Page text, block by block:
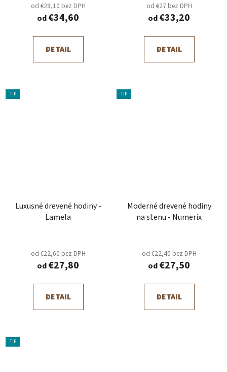
od €28,10 bez DPH
od€34,60
DETAIL
od €27 bez DPH
od€33,20
DETAIL
TIP
Luxusné drevené hodiny -
Lamela
od €22,60 bez DPH
od€27,80
DETAIL
TIP
Moderné drevené hodiny
na stenu - Numerix
od €22,40 bez DPH
od€27,50
DETAIL
TIP